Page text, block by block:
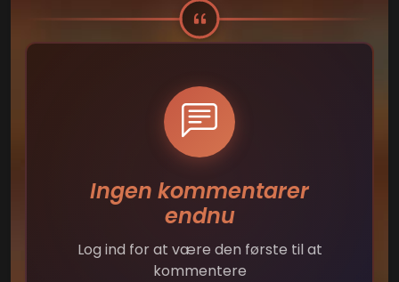
Ingen kommentarer
endnu
Log ind for at være den første til at
kommentere